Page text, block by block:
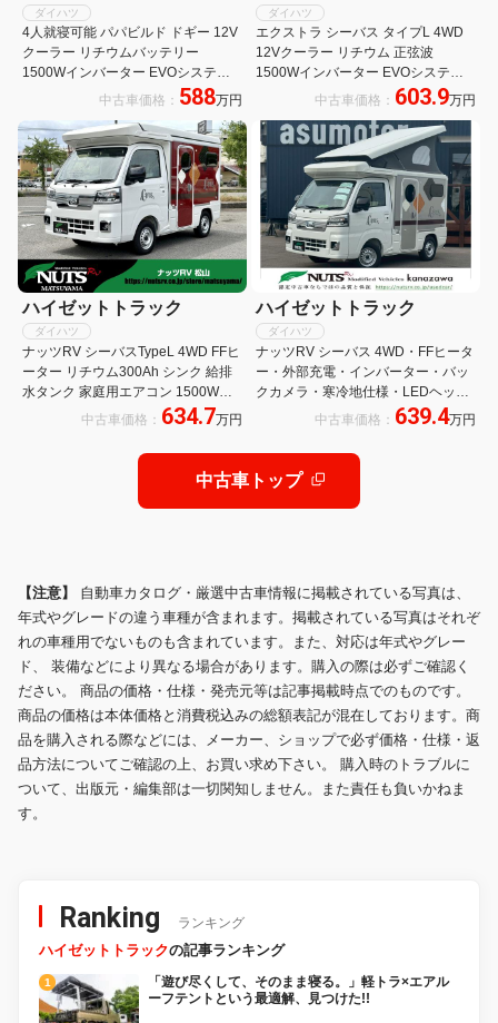
ダイハツ
4人就寝可能 パパビルド ドギー 12V
クーラー リチウムバッテリー
1500Wインバーター EVOシステム
アクリルウィンドウ ポップアップル
ク
中古車価格： 588万円
ダイハツ
エクストラ シーバス タイプL 4WD
12Vクーラー リチウム 正弦波
1500Wインバーター EVOシステム
外部充電システム FFヒーター FRP
就寝
中古車価格： 603.9万円
ハイゼットトラック
ダイハツ
ナッツRV シーバスTypeL 4WD FFヒ
ーター リチウム300Ah シンク 給排
水タンク 家庭用エアコン 1500Wイ
ンバーター 100Vコンセント LEDヘ
中古車価格： 634.7万円
ハイゼットトラック
ダイハツ
ナッツRV シーバス 4WD・FFヒータ
ー・外部充電・インバーター・バッ
クカメラ・寒冷地仕様・LEDヘッド
ランプ・バゲッジドア
中古車価格： 639.4万円
中古車トップ
【注意】 自動車カタログ・厳選中古車情報に掲載されている写真は、
年式やグレードの違う車種が含まれます。掲載されている写真はそれぞ
れの車種用でないものも含まれています。また、対応は年式やグレー
ド、 装備などにより異なる場合があります。購入の際は必ずご確認く
ださい。 商品の価格・仕様・発売元等は記事掲載時点でのものです。
商品の価格は本体価格と消費税込みの総額表記が混在しております。商
品を購入される際などには、メーカー、ショップで必ず価格・仕様・返
品方法についてご確認の上、お買い求め下さい。 購入時のトラブルに
ついて、出版元・編集部は一切関知しません。また責任も負いかねま
す。
Ranking ランキング
ハイゼットトラックの記事ランキング
「遊び尽くして、そのまま寝る。」軽トラ×エアル
ーフテントという最適解、見つけた!!